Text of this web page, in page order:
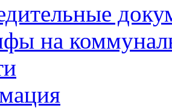
на